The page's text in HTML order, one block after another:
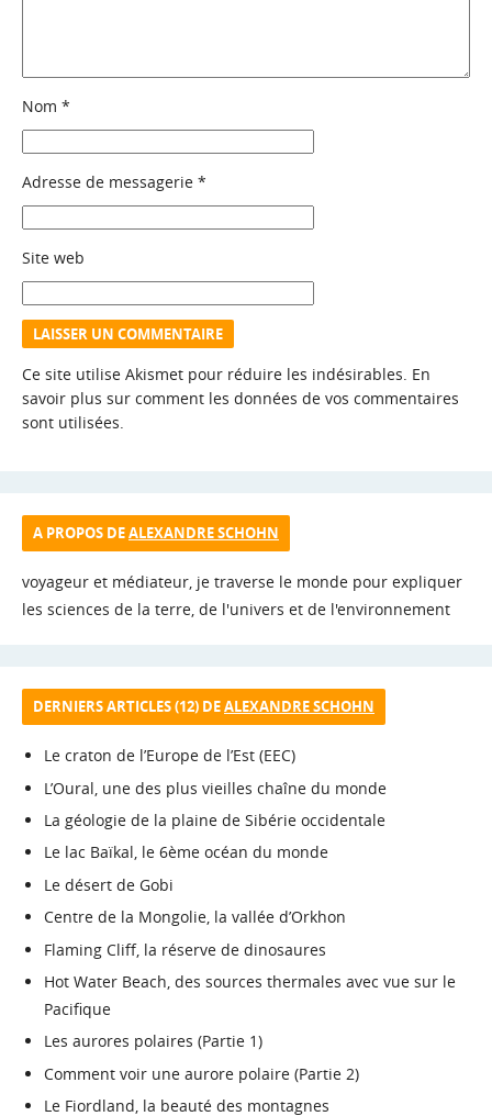
Nom *
Adresse de messagerie *
Site web
Ce site utilise Akismet pour réduire les indésirables. En
savoir plus sur comment les données de vos commentaires
sont utilisées.
A PROPOS DEALEXANDRE SCHOHN
voyageur et médiateur, je traverse le monde pour expliquer
les sciences de la terre, de l'univers et de l'environnement
DERNIERS ARTICLES (12) DEALEXANDRE SCHOHN
Le craton de l’Europe de l’Est (EEC)
L’Oural, une des plus vieilles chaîne du monde
La géologie de la plaine de Sibérie occidentale
Le lac Baïkal, le 6ème océan du monde
Le désert de Gobi
Centre de la Mongolie, la vallée d’Orkhon
Flaming Cliff, la réserve de dinosaures
Hot Water Beach, des sources thermales avec vue sur le
Pacifique
Les aurores polaires (Partie 1)
Comment voir une aurore polaire (Partie 2)
Le Fiordland, la beauté des montagnes